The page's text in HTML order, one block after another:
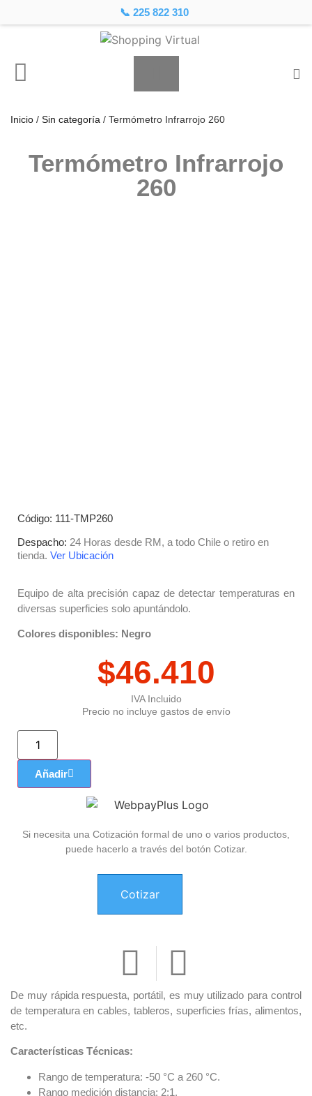
📞 225 822 310
Inicio / Sin categoría / Termómetro Infrarrojo 260
Termómetro Infrarrojo
260
Código: 111-TMP260
Despacho: 24 Horas desde RM, a todo Chile o retiro en
tienda. Ver Ubicación
Equipo de alta precisión capaz de detectar temperaturas en
diversas superficies solo apuntándolo.
Colores disponibles: Negro
$46.410
IVA Incluido
Precio no incluye gastos de envío
Añadir
Si necesita una Cotización formal de uno o varios productos,
puede hacerlo a través del botón Cotizar.
Cotizar
De muy rápida respuesta, portátil, es muy utilizado para control
de temperatura en cables, tableros, superficies frías, alimentos,
etc.
Características Técnicas:
Rango de temperatura: -50 °C a 260 °C.
Rango medición distancia: 2:1.